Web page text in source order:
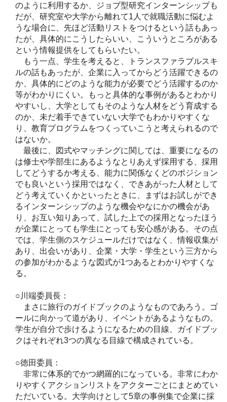
のように利用するか、ジョブ型研究インターンシップも
だが、研究室や大学から離れて1人で就職活動に悩むよ
うな場合に、先ほど活動リストをつけるという話もあっ
たが、具体的にこうしたらいい、こういうところがある
という情報提供をしてもらいたい。
もう一点、学生を考えると、トランスファラブルスキ
ルの話もあったが、企業に入ってからどう活躍できるの
か、具体的にどのような能力が必要でどう活躍するのか
等がわかりにくい。もっと具体的な事例があるとわかり
やすいし、大学としてもそのような人材をどう育成する
のか、未だ着手できていない大学でもわかりやすくな
り、教育プログラムをつくっていこうと考えられるので
はないか。
最後に、図式やマッチングに関しては、重要になるの
は修士や学部生にあるようなとりあえず採用する、採用
してどうするか考える、能力に関係なくどのポジション
でも良いという採用ではなく、できあがった人材として
どう考えていくかといったときに、まずはお試しができ
るインターンシップのような機会やなにかの機会があ
り、お互い知りあって、試した上での採用となったほう
が企業にとっても学生にとっても安心感がある。その点
では、学生側のスケジュールだけではなく、情報収集が
あり、出会いがあり、企業・大学・学生という三方から
の参加がわかるような図式が1つあるとわかりやすくな
る。
○川端委員長：
まさに旅行のガイドブックのようなものであろう。ゴ
ールに向かって道があり、イベントがあるようなもの。
学生が自分で歩けるようになるための目線、ガイドブッ
クはそれぞれ3つの異なる目線で構成されている。
○徳田委員：
非常に体系的でかつ網羅的になっている。非常にわか
りやすくアクションリストをアクターごとにまとめてい
ただいている。大学向けとして5章の事例集で企業に採